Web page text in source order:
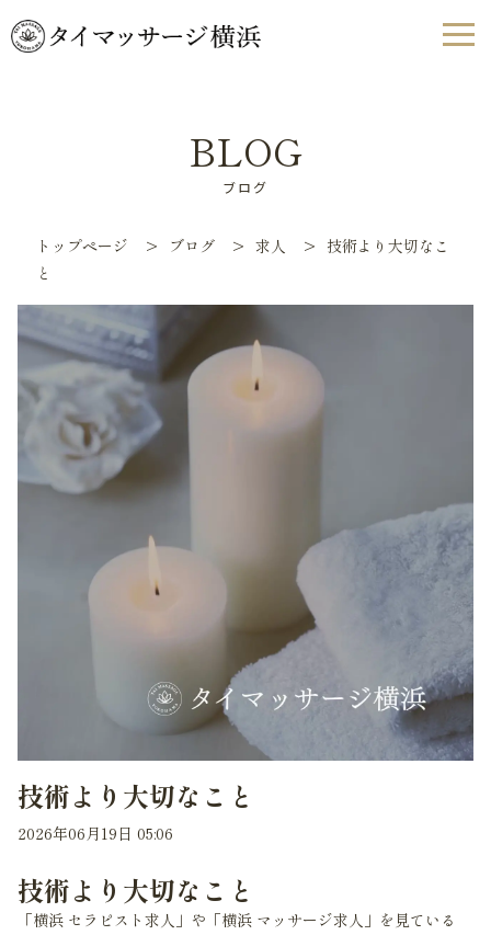
ブログ
BLOG
トップページ > ブログ > 求人 > 技術より大切なこ
と
技術より大切なこと
2026年06月19日 05:06
技術より大切なこと
「横浜 セラピスト求人」や「横浜 マッサージ求人」を見ている